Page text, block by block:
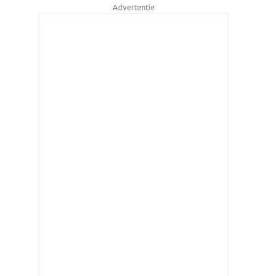
Advertentie